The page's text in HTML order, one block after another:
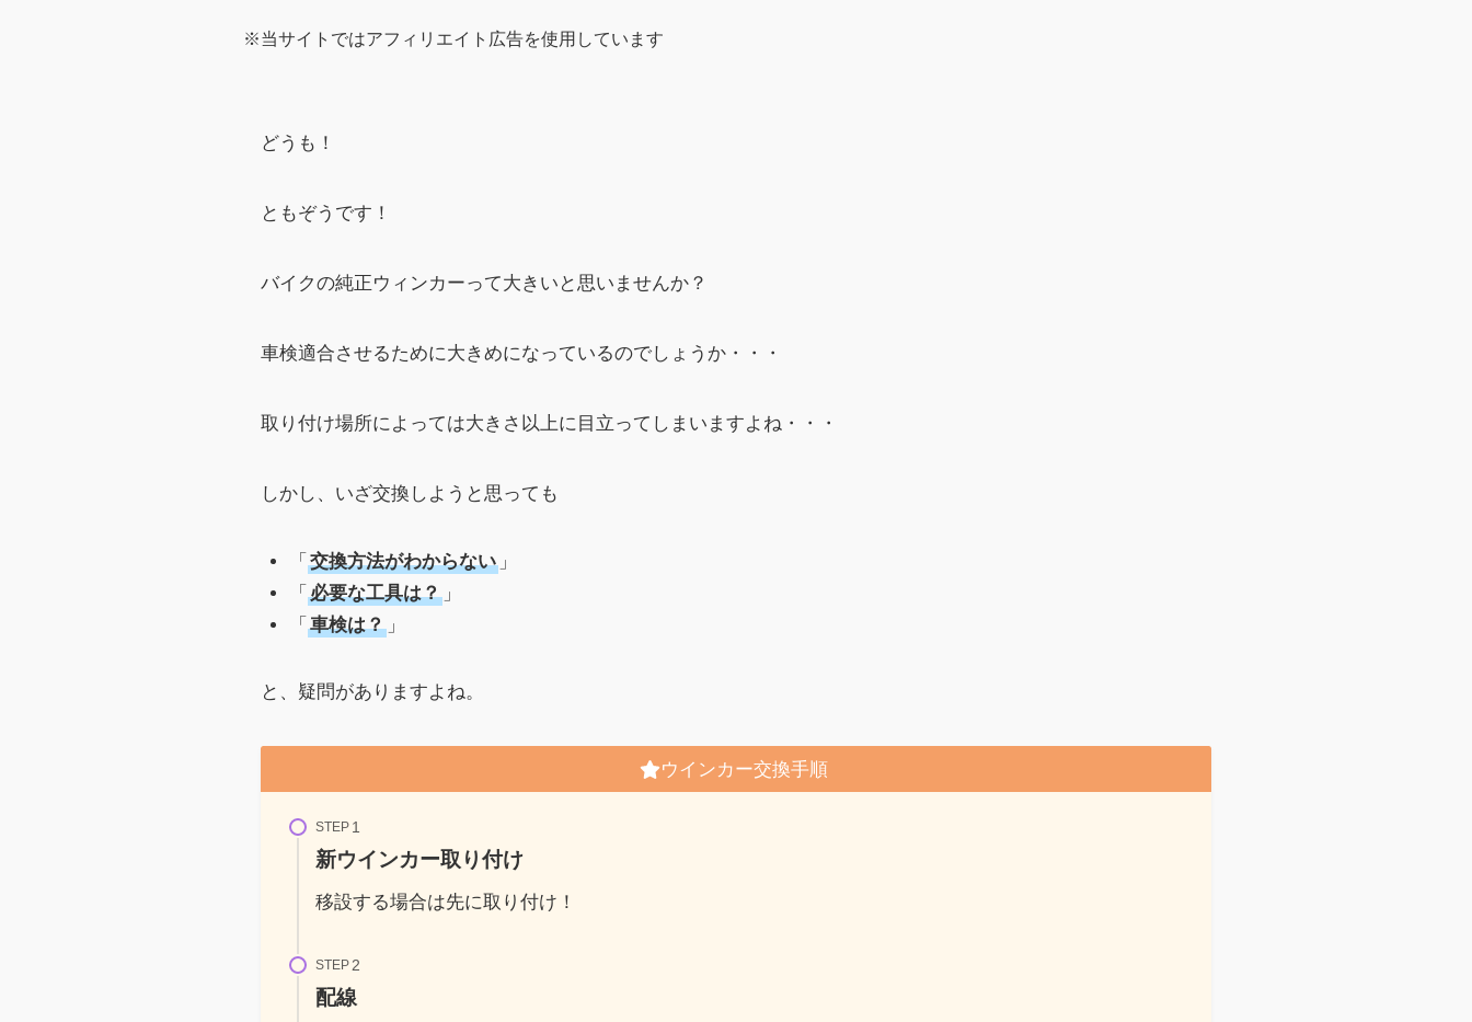
※当サイトではアフィリエイト広告を使用しています
どうも！
ともぞうです！
バイクの純正ウィンカーって大きいと思いませんか？
車検適合させるために大きめになっているのでしょうか・・・
取り付け場所によっては大きさ以上に目立ってしまいますよね・・・
しかし、いざ交換しようと思っても
「 交換方法がわからない」
「 必要な工具は？」
「 車検は？」
と、疑問がありますよね。
ウインカー交換手順
STEP
新ウインカー取り付け
移設する場合は先に取り付け！
STEP
配線